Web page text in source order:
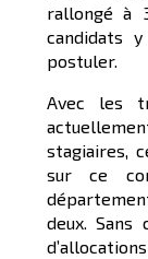
rallongé à
candidats
postuler.
Avec les
stagiaires,
sur ce
deux. Sans